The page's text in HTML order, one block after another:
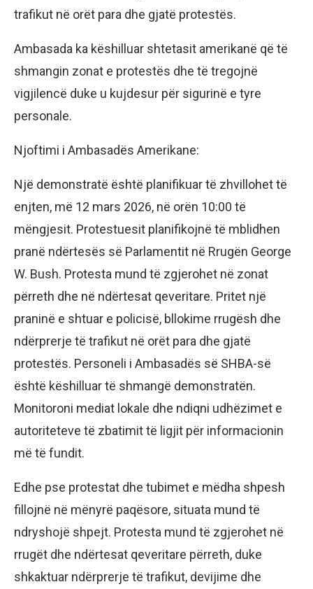
trafikut në orët para dhe gjatë protestës.
Ambasada ka këshilluar shtetasit amerikanë që të
shmangin zonat e protestës dhe të tregojnë
vigjilencë duke u kujdesur për sigurinë e tyre
personale.
Njoftimi i Ambasadës Amerikane:
Një demonstratë është planifikuar të zhvillohet të
enjten, më 12 mars 2026, në orën 10:00 të
mëngjesit. Protestuesit planifikojnë të mblidhen
pranë ndërtesës së Parlamentit në Rrugën George
W. Bush. Protesta mund të zgjerohet në zonat
përreth dhe në ndërtesat qeveritare. Pritet një
praninë e shtuar e policisë, bllokime rrugësh dhe
ndërprerje të trafikut në orët para dhe gjatë
protestës. Personeli i Ambasadës së SHBA-së
është këshilluar të shmangë demonstratën.
Monitoroni mediat lokale dhe ndiqni udhëzimet e
autoriteteve të zbatimit të ligjit për informacionin
më të fundit.
Edhe pse protestat dhe tubimet e mëdha shpesh
fillojnë në mënyrë paqësore, situata mund të
ndryshojë shpejt. Protesta mund të zgjerohet në
rrugët dhe ndërtesat qeveritare përreth, duke
shkaktuar ndërprerje të trafikut, devijime dhe